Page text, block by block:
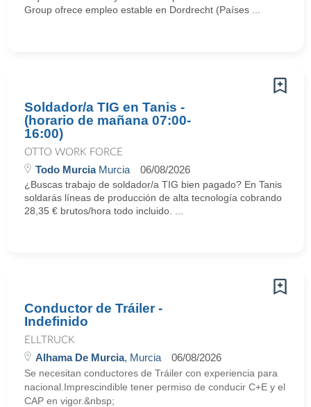
Group ofrece empleo estable en Dordrecht (Países ...
Soldador/a TIG en Tanis -
(horario de mañana 07:00-
16:00)
OTTO WORK FORCE
Todo MurciaMurcia 06/08/2026
¿Buscas trabajo de soldador/a TIG bien pagado? En Tanis
soldarás líneas de producción de alta tecnología cobrando
28,35 € brutos/hora todo incluido. ...
Conductor de Tráiler -
Indefinido
ELLTRUCK
Alhama De Murcia, Murcia 06/08/2026
Se necesitan conductores de Tráiler con experiencia para
nacional.Imprescindible tener permiso de conducir C+E y el
CAP en vigor.&nbsp;